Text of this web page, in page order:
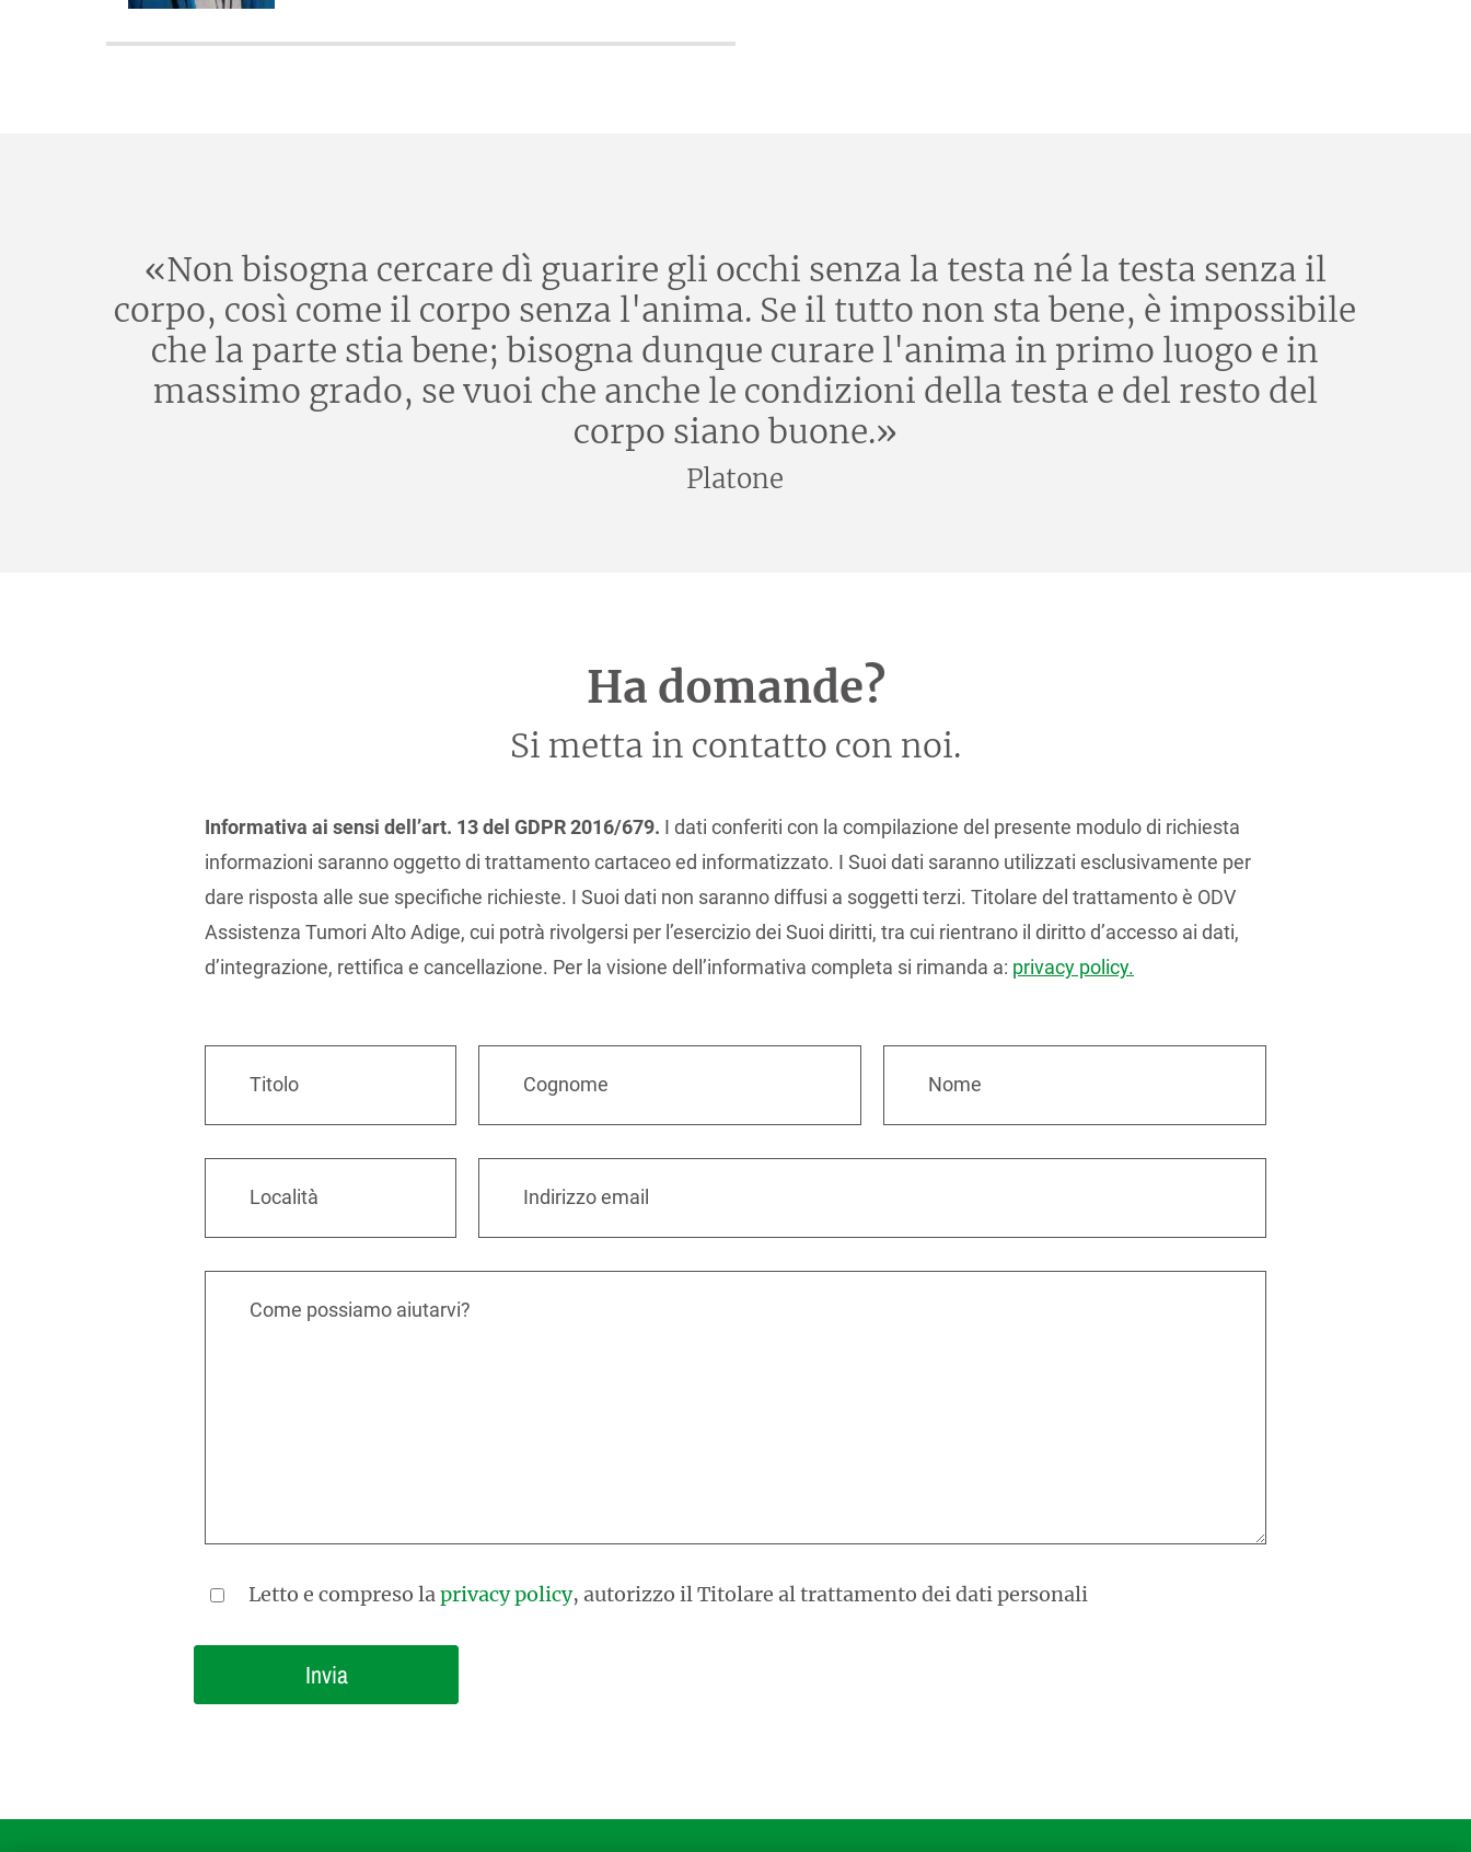
«Non bisogna cercare dì guarire gli occhi senza la testa né la testa senza il
corpo, così come il corpo senza l'anima. Se il tutto non sta bene, è impossibile
che la parte stia bene; bisogna dunque curare l'anima in primo luogo e in
massimo grado, se vuoi che anche le condizioni della testa e del resto del
corpo siano buone.»
Platone
Ha domande?
Si metta in contatto con noi.
Informativa ai sensi dell’art. 13 del GDPR 2016/679. I dati conferiti con la compilazione del presente modulo di richiesta
informazioni saranno oggetto di trattamento cartaceo ed informatizzato. I Suoi dati saranno utilizzati esclusivamente per
dare risposta alle sue specifiche richieste. I Suoi dati non saranno diffusi a soggetti terzi. Titolare del trattamento è ODV
Assistenza Tumori Alto Adige, cui potrà rivolgersi per l’esercizio dei Suoi diritti, tra cui rientrano il diritto d’accesso ai dati,
d’integrazione, rettifica e cancellazione. Per la visione dell’informativa completa si rimanda a: privacy policy.
Titolo Cognome Nome
Località Indirizzo email
Come possiamo aiutarvi?
Letto e compreso laprivacy policy, autorizzo il Titolare al trattamento dei dati personali